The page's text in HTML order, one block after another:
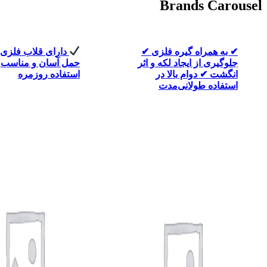
Brands Carousel
✔ به همراه گیره فلزی ✔
جلوگیری از ایجاد لکه و اثر
انگشت ✔ دوام بالا در
استفاده طولانی‌مدت
دارای قلاب فلزی
حمل آسان و مناسب
استفاده روزمره